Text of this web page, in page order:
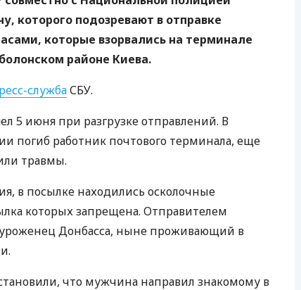
ЕЖЕМЕСЯЧНЫЙ ОБЗОР
КЕШБЭКА
которого подозревают в отправке
которые взорвались на терминале
районе Киева.
службаСБУ.
5 июня при разгрузке отправлений. В
погиб работник почтового терминала, еще
травмы.
в посылке находились осколочные
которых запрещена. Отправителем
уроженец Донбасса, ныне проживающий в
что мужчина направил знакомому в